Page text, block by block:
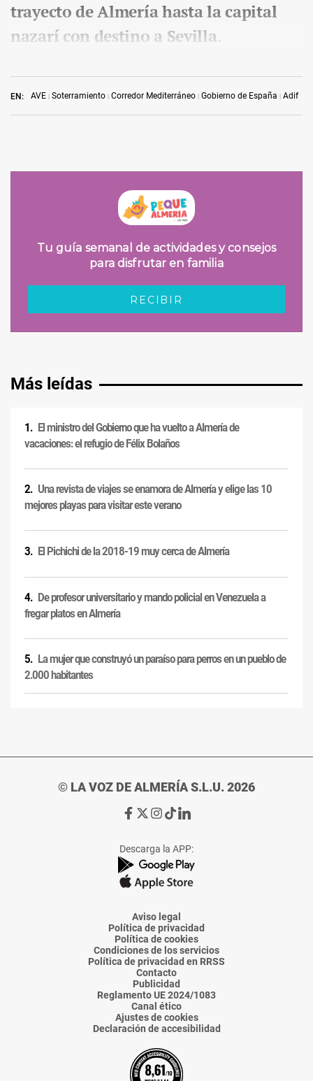
EN: AVE Soterramiento Corredor Mediterráneo Gobierno de España Adif
trayecto de Almería hasta la capital
nazarí con destino a Sevilla.
Más leídas
El ministro del Gobierno que ha vuelto a Almería de
vacaciones: el refugio de Félix Bolaños
Una revista de viajes se enamora de Almería y elige las 10
mejores playas para visitar este verano
El Pichichi de la 2018-19 muy cerca de Almería
De profesor universitario y mando policial en Venezuela a
fregar platos en Almería
La mujer que construyó un paraíso para perros en un pueblo de
2.000 habitantes
© LA VOZ DE ALMERÍA S.L.U. 2026
Ir
de
La
Voz
Almería
Ir
de
La
Voz
Almería
Ir
de
La
Voz
Almería
Ir
de
La
Voz
Almería
Ir
de
La
Voz
Descarga la APP:
Aviso legal
Política de privacidad
Política de cookies
Condiciones de los servicios
Política de privacidad en RRSS
Contacto
Publicidad
Reglamento UE 2024/1083
Canal ético
Ajustes de cookies
Declaración de accesibilidad